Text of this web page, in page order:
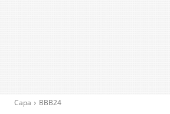
Capa BBB24